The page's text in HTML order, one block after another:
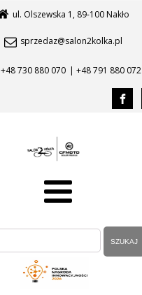
ul. Olszewska 1, 89-100 Nakło
sprzedaz@salon2kolka.pl
+48 730 880 070 | +48 791 880 072